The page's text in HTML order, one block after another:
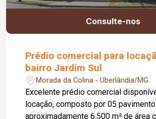
Consulte-nos
Prédio comercial para
bairro Jardim Sul
Morada da Colina - Uberlândia/MG
Excelente prédio comercial
locação, composto por 05
aproximadamente 6.500 m² de área